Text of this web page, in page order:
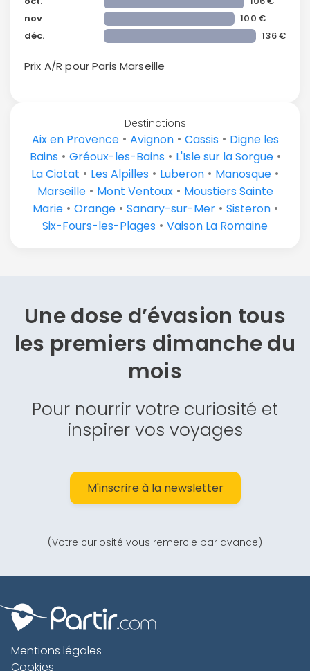
nov
100 €
déc.
136 €
Prix A/R pour Paris Marseille
Destinations
Aix en Provence• Avignon• Cassis • Digne les
Bains • Gréoux-les-Bains • L'Isle sur la Sorgue•
La Ciotat • Les Alpilles • Luberon • Manosque •
Marseille• Mont Ventoux• Moustiers Sainte
Marie• Orange• Sanary-sur-Mer• Sisteron•
Six-Fours-les-Plages • Vaison La Romaine
Une dose d’évasion tous
les premiers dimanche du
mois
Pour nourrir votre curiosité et
inspirer vos voyages
M'inscrire à la newsletter
(Votre curiosité vous remercie par avance)
Mentions légales
Cookies